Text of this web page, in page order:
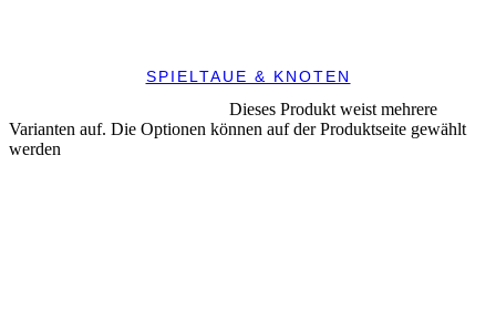
SPIELTAUE & KNOTEN
Dieses Produkt weist mehrere
Varianten auf. Die Optionen können auf der Produktseite gewählt
werden